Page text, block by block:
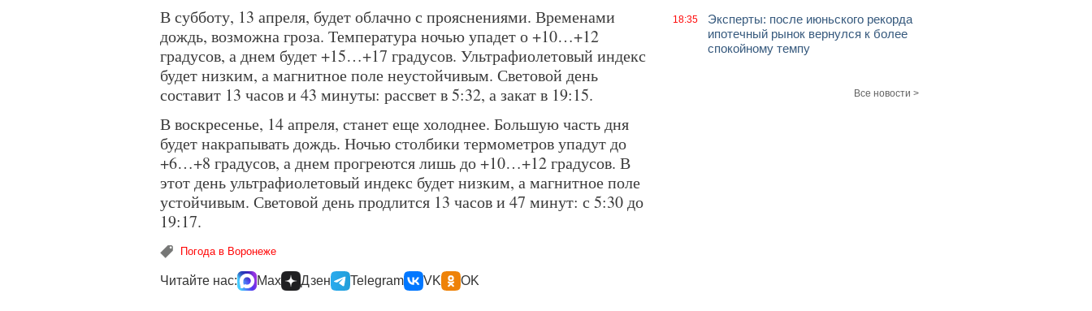
В субботу, 13 апреля, будет облачно с прояснениями. Временами
дождь, возможна гроза. Температура ночью упадет о +10…+12
градусов, а днем будет +15…+17 градусов. Ультрафиолетовый индекс
будет низким, а магнитное поле неустойчивым. Световой день
составит 13 часов и 43 минуты: рассвет в 5:32, а закат в 19:15.
В воскресенье, 14 апреля, станет еще холоднее. Большую часть дня
будет накрапывать дождь. Ночью столбики термометров упадут до
+6…+8 градусов, а днем прогреются лишь до +10…+12 градусов. В
этот день ультрафиолетовый индекс будет низким, а магнитное поле
устойчивым. Световой день продлится 13 часов и 47 минут: с 5:30 до
19:17.
Погода в Воронеже
Читайте нас: Max Дзен Telegram VK OK
18:35
Эксперты: после июньского рекорда
ипотечный рынок вернулся к более
спокойному темпу
Все новости >